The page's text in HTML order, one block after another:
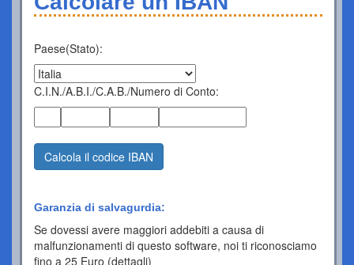
Paese(Stato):
C.I.N./A.B.I./C.A.B./Numero di Conto:
Calcola il codice IBAN
Garanzia di salvagurdia:
Se dovessi avere maggiori addebiti a causa di
malfunzionamenti di questo software, noi ti riconosciamo
fino a 25 Euro (dettagli)